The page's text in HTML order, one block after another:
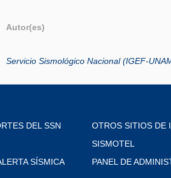
Autor(es)
Servicio Sismológico Nacional (IGEF-
DEL SSN
SÍSMICA
OTROS SITIOS DE
SISMOTEL
PANEL DE